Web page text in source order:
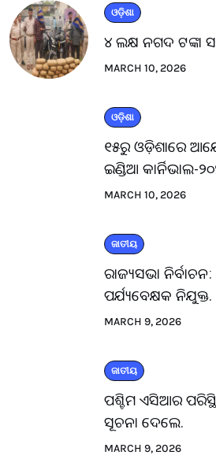
ଓଡ଼ିଶା
୪ ଲକ୍ଷ ନଗଦ ଟଙ୍କା
MARCH 10, 2026
ଓଡ଼ିଶା
୧୫ରୁ ଓଡ଼ିଶାରେ
ଇଣ୍ଡିଆ କାର୍ନିଭାଲ-
MARCH 10, 2026
ଜାତୀୟ
ରାଜ୍ୟସଭା
ପର୍ଯ୍ୟବେକ୍ଷକ ନିଯୁକ୍ତ.
MARCH 9, 2026
ଜାତୀୟ
ପଶ୍ଚିମ ଏସିଆର
ସୂଚନା ଦେଲେ.
MARCH 9, 2026